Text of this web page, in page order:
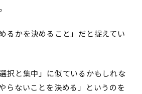
るかを決めること」だと捉えてい
択と集中」に似ているかもしれな
らないことを決める」というのを